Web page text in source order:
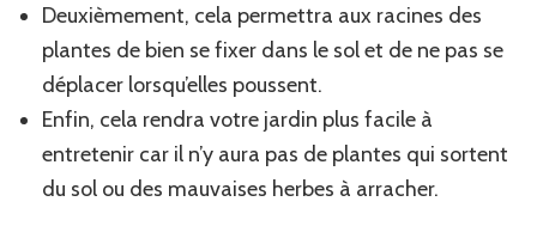
Deuxièmement, cela permettra aux racines des
plantes de bien se fixer dans le sol et de ne pas se
déplacer lorsqu’elles poussent.
Enfin, cela rendra votre jardin plus facile à
entretenir car il n’y aura pas de plantes qui sortent
du sol ou des mauvaises herbes à arracher.